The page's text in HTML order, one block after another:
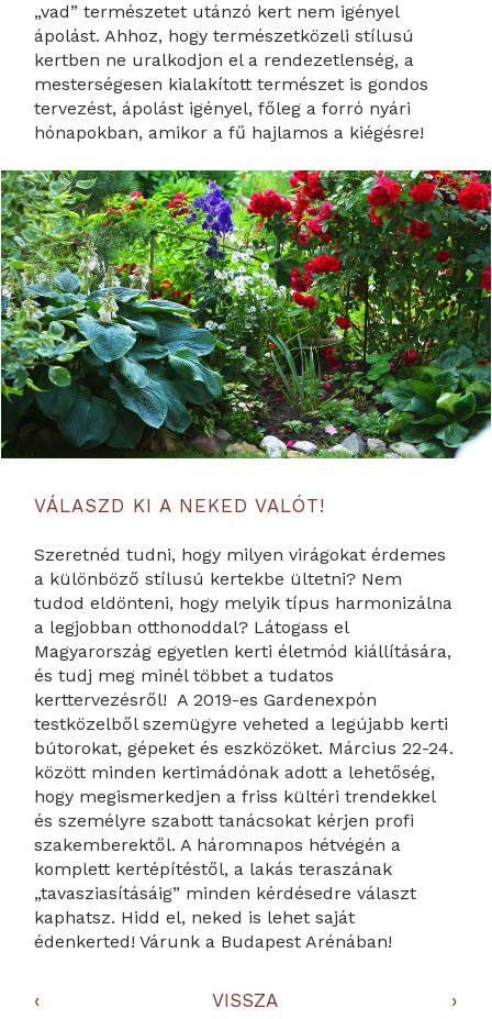
„vad” természetet utánzó kert nem igényel
ápolást. Ahhoz, hogy természetközeli stílusú
kertben ne uralkodjon el a rendezetlenség, a
mesterségesen kialakított természet is gondos
tervezést, ápolást igényel, főleg a forró nyári
hónapokban, amikor a fű hajlamos a kiégésre!
VÁLASZD KI A NEKED VALÓT!
Szeretnéd tudni, hogy milyen virágokat érdemes
a különböző stílusú kertekbe ültetni? Nem
tudod eldönteni, hogy melyik típus harmonizálna
a legjobban otthonoddal? Látogass el
Magyarország egyetlen kerti életmód kiállítására,
és tudj meg minél többet a tudatos
kerttervezésről! A 2019-es Gardenexpón
testközelből szemügyre veheted a legújabb kerti
bútorokat, gépeket és eszközöket. Március 22-24.
között minden kertimádónak adott a lehetőség,
hogy megismerkedjen a friss kültéri trendekkel
és személyre szabott tanácsokat kérjen profi
szakemberektől. A háromnapos hétvégén a
komplett kertépítéstől, a lakás teraszának
„tavasziasításáig” minden kérdésedre választ
kaphatsz. Hidd el, neked is lehet saját
édenkerted! Várunk a Budapest Arénában!
‹ VISSZA ›